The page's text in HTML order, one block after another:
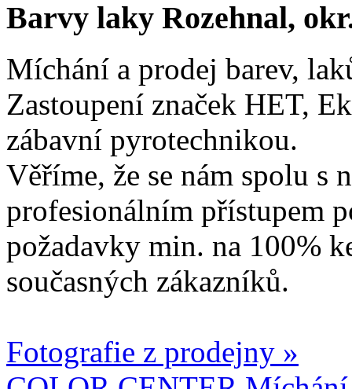
Barvy laky Rozehnal,
Míchání a prodej barev,
Zastoupení značek HET,
zábavní pyrotechnikou.
Věříme, že se nám spolu s
profesionálním přístupem
požadavky min. na 100%
současných zákazníků.
Fotografie z prodejny »